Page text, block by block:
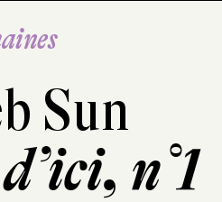
Sun
n°1